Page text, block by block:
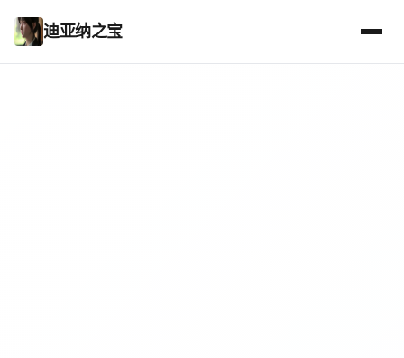
迪亚纳之宝